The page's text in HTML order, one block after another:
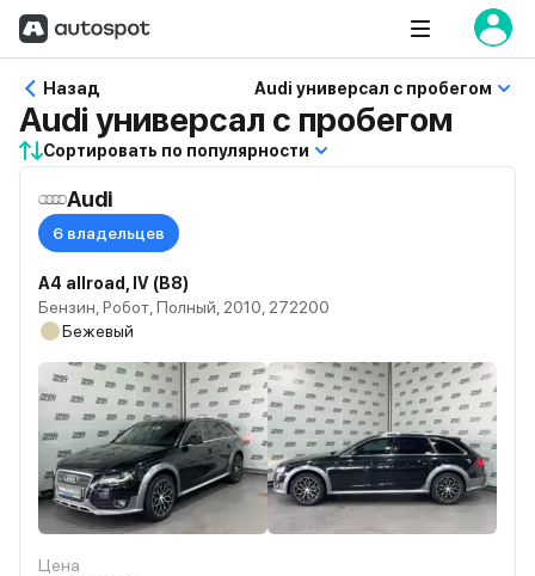
Назад Audi универсал с пробегом
Audi универсал с пробегом
Сортировать по популярности
Audi
6 владельцев
A4 allroad, IV (B8)
Бензин, Робот, Полный, 2010, 272200
Бежевый
Цена